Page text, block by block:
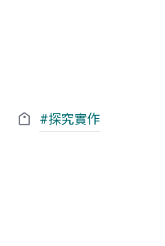
#探究實作